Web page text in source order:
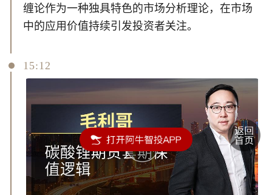
缠论作为一种独具特色的市场分析理论，在市场
中的应用价值持续引发投资者关注。
15:12